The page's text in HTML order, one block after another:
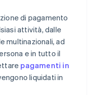
di pagamento
attività, dalle
multinazionali, ad
e in tutto il
pagamenti in
liquidati in